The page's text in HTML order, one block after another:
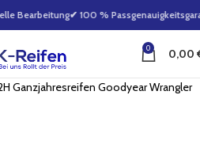
Bearbeitung✔ 100 %
0 0,00
Ganzjahresreifen Goodyear Wrangler